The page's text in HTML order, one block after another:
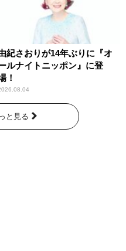
紀さおりが14年ぶりに『オ
ルナイトニッポン』に登
！
と見る